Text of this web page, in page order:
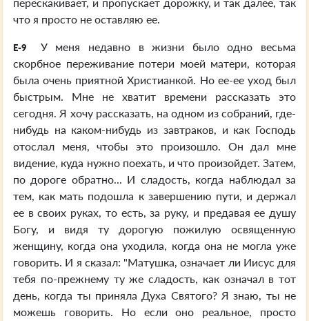
что я просто не оставляю ее.
E-9
У меня недавно в жизни было одно весьма
скорбное переживание потери моей матери, которая
была очень приятной Христианкой. Но ее-ее уход был
быстрым. Мне не хватит времени рассказать это
сегодня. Я хочу рассказать, на одном из собраний, где-
нибудь на каком-нибудь из завтраков, и как Господь
отослал меня, чтобы это произошло. Он дал мне
видение, куда нужно поехать, и что произойдет. Затем,
по дороге обратно... И сладость, когда наблюдал за
тем, как мать подошла к завершению пути, и держал
ее в своих руках, то есть, за руку, и предавая ее душу
Богу, и видя ту дорогую пожилую освященную
женщину, когда она уходила, когда она не могла уже
говорить. И я сказал: "Матушка, означает ли Иисус для
тебя по-прежнему ту же сладость, как означал в тот
день, когда ты приняла Духа Святого? Я знаю, ты не
можешь говорить. Но если оно реальное, просто